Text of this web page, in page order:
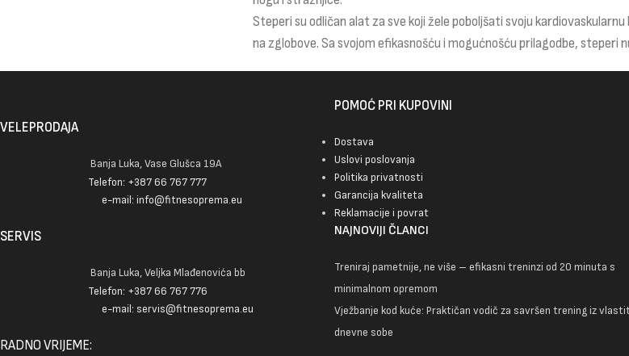
Steperi su odličan alat za sve koji žele poboljšati svoju
na zglobove. Sa svojom efikasnošću i mogućnošću prilagodbe, steperi
VELEPRODAJA
Banja Luka, Vase Glušca 19A
Telefon: +387 66 767 777
e-mail: info@fitnesoprema.eu
SERVIS
Banja Luka, Veljka Mlađenovića bb
Telefon: +387 66 767 776
e-mail: servis@fitnesoprema.eu
RADNO VRIJEME:
POMOĆ PRI KUPOVINI
Dostava
Uslovi poslovanja
Politika privatnosti
Garancija kvaliteta
Reklamacije i povrat
NAJNOVIJI ČLANCI
Treniraj pametnije, ne više – efikasni treninzi od 20 minuta s
minimalnom opremom
Vježbanje kod kuće: Praktičan vodič za savršen trening iz
dnevne sobe